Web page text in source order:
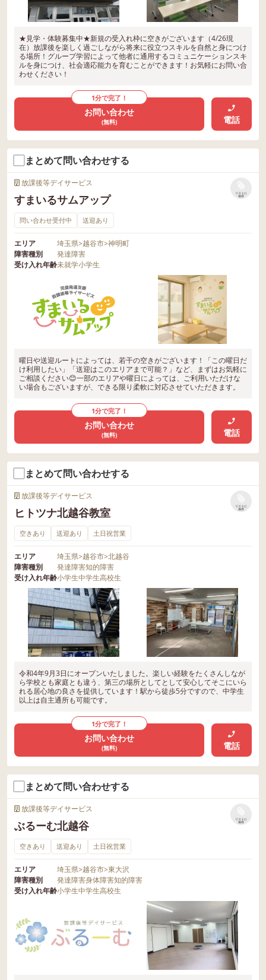
★見学・体験募集中★新規の受入れ枠に空きがございます（4/26現
在）放課後を楽しく過ごしながら将来に役立つスキルを自然と身につけ
る場所！グループ学習によって他者に通用するコミュニケーションスキ
ルを身につけ、社会適応能力を育むことができます！お気軽にお問い合
わせください！
1分で完了！
お問い合わせ
(無料) 電話
まとめて問い合わせする
放課後等デイサービス
すまいるサムアップ
リストに
保存
問い合わせ受付中 送迎あり
エリア 埼玉県>越谷市>神明町
障害種別
発達障害
受け入れ年齢未就学小学生
曜日や送迎ルートによっては、若干の空きがございます！「この曜日だ
け利用したい」「送迎はこのエリアまで可能？」など、まずはお気軽に
ご相談ください😊一部のエリアや曜日によっては、ご利用いただけな
い場合もございますが、できる限り柔軟に対応させていただきます。
1分で完了！
お問い合わせ
(無料) 電話
まとめて問い合わせする
放課後等デイサービス
ヒトツナ北越谷教室
リストに
保存
空きあり 送迎あり 土日祝営業
エリア 埼玉県>越谷市>北越谷
障害種別
発達障害知的障害
受け入れ年齢小学生中学生高校生
令和4年9月3日にオープンいたしました。楽しい経験をたくさんしなが
ら学校とも家庭とも違う、第三の場所としてとして安心してそこにいら
れる居心地の良さを提供しています！駅から徒歩5分ですので、中学生
以上は自主通所も可能です。
1分で完了！
お問い合わせ
(無料) 電話
まとめて問い合わせする
放課後等デイサービス
ぶるーむ北越谷
リストに
保存
空きあり 送迎あり 土日祝営業
エリア 埼玉県>越谷市>東大沢
障害種別
発達障害身体障害知的障害
受け入れ年齢小学生中学生高校生